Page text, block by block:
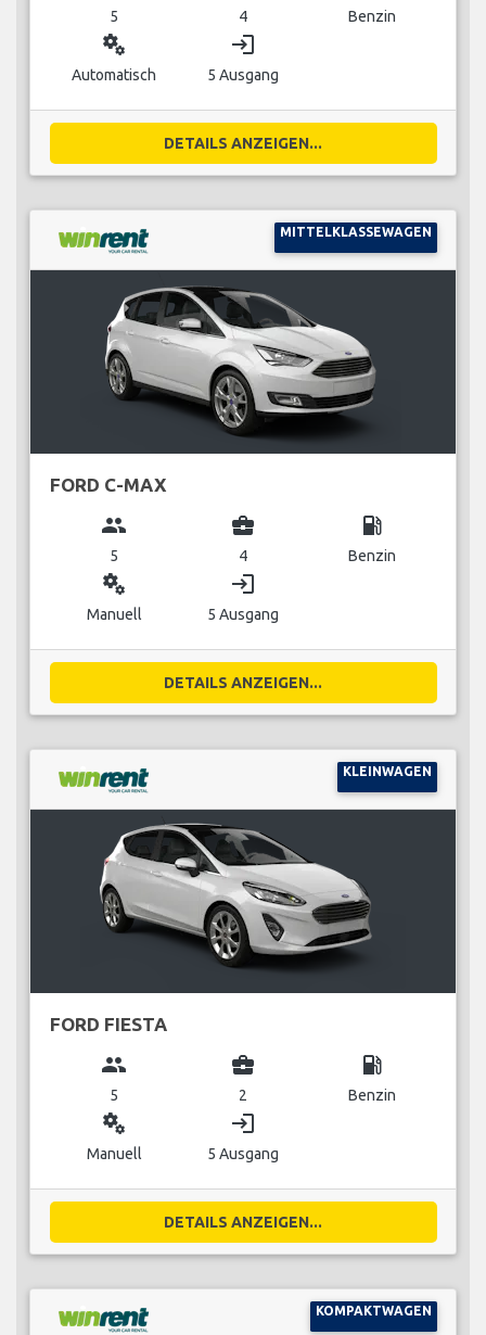
5 4 Benzin
miscellaneous_services
Automatisch
login
5 Ausgang
DETAILS ANZEIGEN...
MITTELKLASSEWAGEN
FORD C-MAX
group
5
business_center
4
local_gas_station
Benzin
miscellaneous_services
Manuell
login
5 Ausgang
DETAILS ANZEIGEN...
KLEINWAGEN
FORD FIESTA
group
5
business_center
2
local_gas_station
Benzin
miscellaneous_services
Manuell
login
5 Ausgang
DETAILS ANZEIGEN...
KOMPAKTWAGEN